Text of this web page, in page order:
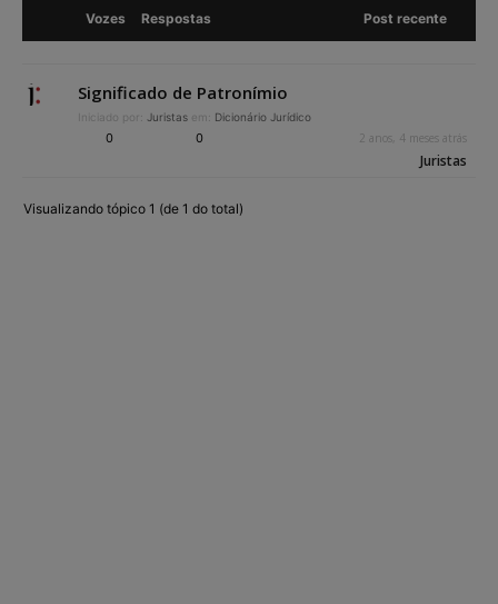
Vozes Respostas Post recente
Significado de Patronímio
Iniciado por: Juristas em: Dicionário Jurídico
0 0 2 anos, 4 meses atrás
Juristas
Visualizando tópico 1 (de 1 do total)